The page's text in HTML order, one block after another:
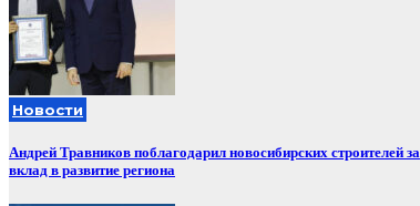
Новости
Андрей Травников поблагодарил новосибирских строителей за
вклад в развитие региона